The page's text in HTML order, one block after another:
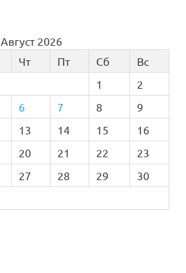
Август 2026
Чт Пт Сб
Вс
1
2
6 7 8
9
13 14 15
16
20 21 22
23
27 28 29
30